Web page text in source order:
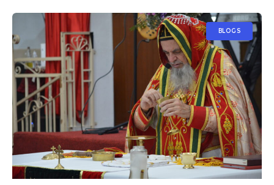
BLOGS